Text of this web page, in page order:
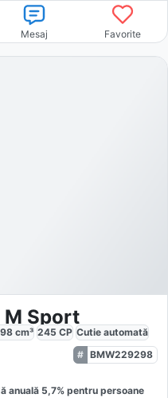
Mesaj Favorite
Sport
cm³ 245 CP Cutie automată
BMW229298
anuală 5,7% pentru persoane